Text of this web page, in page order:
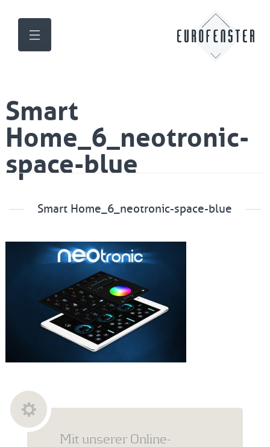
Smart
Home_6_neotronic-
space-blue
Smart Home_6_neotronic-space-blue
Mit unserer Online-